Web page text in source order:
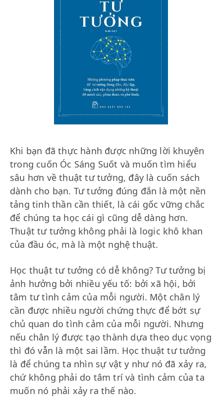
Khi bạn đã thực hành được những lời khuyên
trong cuốn Óc Sáng Suốt và muốn tìm hiểu
sâu hơn về thuật tư tưởng, đây là cuốn sách
dành cho bạn. Tư tưởng đúng đắn là một nền
tảng tinh thần cần thiết, là cái gốc vững chắc
để chúng ta học cái gì cũng dễ dàng hơn.
Thuật tư tưởng không phải là logic khô khan
của đầu óc, mà là một nghệ thuật.
Học thuật tư tưởng có dễ không? Tư tưởng bị
ảnh hưởng bởi nhiều yếu tố: bởi xã hội, bởi
tâm tư tình cảm của mỗi người. Một chân lý
cần được nhiều người chứng thực để bớt sự
chủ quan do tình cảm của mỗi người. Nhưng
nếu chân lý được tạo thành dựa theo dục vọng
thì đó vẫn là một sai lầm. Học thuật tư tưởng
là để chúng ta nhìn sự vật y như nó đã xảy ra,
chứ không phải do tâm trí và tình cảm của ta
muốn nó phải xảy ra thế nào.